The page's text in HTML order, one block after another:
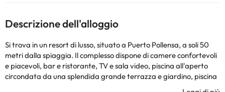
Descrizione dell'alloggio
Si trova in un resort di lusso, situato a Puerto Pollensa, a soli 50
metri dalla spiaggia. Il complesso dispone di camere confortevoli
e piacevoli, bar e ristorante, TV e sala video, piscina all'aperto
circondata da una splendida grande terrazza e giardino, piscina
coperta. sauna, palestra, parco giochi ynúmerosas impianti